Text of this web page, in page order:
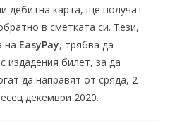
дебитна карта, ще получат
в сметката си. Тези,
на ЕasyPay, трябва да
с издадения билет, за да
да направят от сряда, 2
декември 2020.